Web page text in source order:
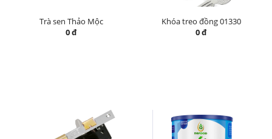
Trà sen Thảo Mộc
0 đ
Khóa treo đồng 01330
0 đ